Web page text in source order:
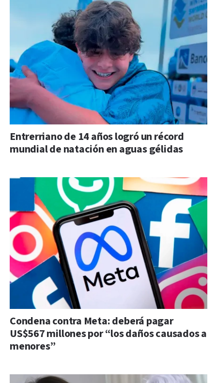
Entrerriano de 14 años logró un récord
mundial de natación en aguas gélidas
Condena contra Meta: deberá pagar
US$567 millones por “los daños causados a
menores”